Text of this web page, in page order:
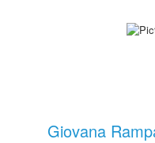
Giovana